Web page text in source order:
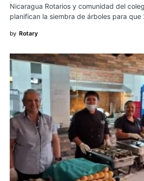
Nicaragua Rotarios y comunidad del
planifican la siembra de árboles para
by Rotary